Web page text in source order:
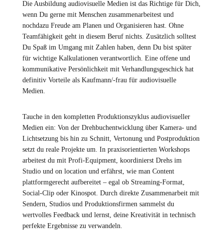
Die Ausbildung audiovisuelle Medien ist das Richtige für Dich,
wenn Du gerne mit Menschen zusammenarbeitest und
nochdazu Freude am Planen und Organisieren hast. Ohne
Teamfähigkeit geht in diesem Beruf nichts. Zusätzlich solltest
Du Spaß im Umgang mit Zahlen haben, denn Du bist später
für wichtige Kalkulationen verantwortlich. Eine offene und
kommunikative Persönlichkeit mit Verhandlungsgeschick hat
definitiv Vorteile als Kaufmann/-frau für audiovisuelle
Medien.
Tauche in den kompletten Produktionszyklus audiovisueller
Medien ein: Von der Drehbuch­entwicklung über Kamera- und
Lichtsetzung bis hin zu Schnitt, Vertonung und Postproduktion
setzt du reale Projekte um. In praxisorientierten Workshops
arbeitest du mit Profi-Equipment, koordinierst Drehs im
Studio und on location und erfährst, wie man Content
plattform­gerecht aufbereitet – egal ob Streaming-Format,
Social-Clip oder Kinospot. Durch direkte Zusammenarbeit mit
Sendern, Studios und Produktionsfirmen sammelst du
wertvolles Feedback und lernst, deine Kreativität in technisch
perfekte Ergebnisse zu verwandeln.